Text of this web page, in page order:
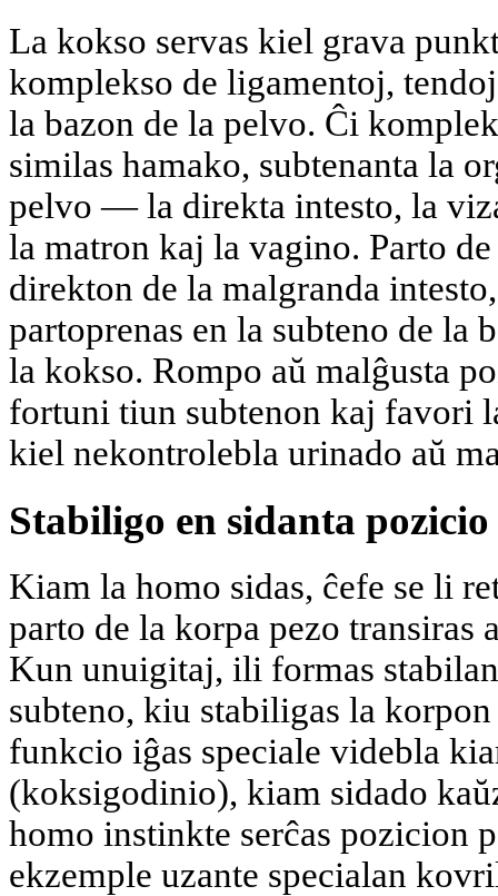
La kokso servas kiel grava
komplekso de ligamentoj,
la bazon de la pelvo. Ĉi
similas hamako, subtenanta la
pelvo — la direkta intesto, la
la matron kaj la vagino. Parto
direkton de la malgranda
partoprenas en la subteno de la
la kokso. Rompo aŭ malĝusta
fortuni tiun subtenon kaj favori
kiel nekontrolebla urinado aŭ
Stabiligo en sidanta pozicio
Kiam la homo sidas, ĉefe se li
parto de la korpa pezo
Kun unuigitaj, ili formas
subteno, kiu stabiligas la
funkcio iĝas speciale videbla
(koksigodinio), kiam sidado
homo instinkte serĉas pozicion
ekzemple uzante specialan